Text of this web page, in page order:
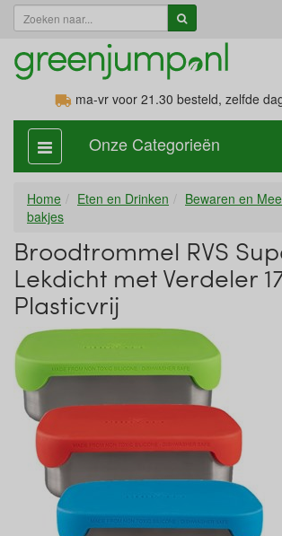
ma-vr voor 21.30 besteld, zelfde
categorie
aan,
Onze Categorieën
Home Eten en Drinken Bewaren en
bakjes
Broodtrommel RVS
Lekdicht met Verdeler
Plasticvrij